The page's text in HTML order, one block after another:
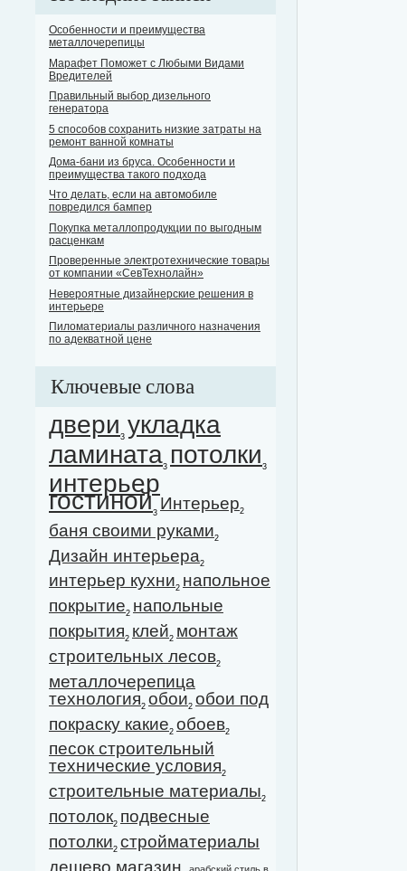
Особенности и преимущества
металлочерепицы
Марафет Поможет с Любыми Видами
Вредителей
Правильный выбор дизельного
генератора
5 способов сохранить низкие затраты на
ремонт ванной комнаты
Дома-бани из бруса. Особенности и
преимущества такого подхода
Что делать, если на автомобиле
повредился бампер
Покупка металлопродукции по выгодным
расценкам
Проверенные электротехнические товары
от компании «СевТехнолайн»
Невероятные дизайнерские решения в
интерьере
Пиломатериалы различного назначения
по адекватной цене
Ключевые слова
двери 3 укладка
ламината3 потолки 3
интерьер
гостиной3 Интерьер2
баня своими руками2
Дизайн интерьера2
интерьер кухни2 напольное
покрытие2 напольные
покрытия2 клей2 монтаж
строительных лесов2
металлочерепица
технология2 обои2 обои под
покраску какие2 обоев2
песок строительный
технические условия2
строительные материалы2
потолок2 подвесные
потолки2 стройматериалы
дешево магазин